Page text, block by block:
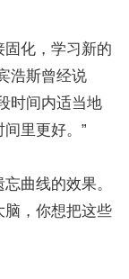
化，学习新的
浩斯曾经说
时间内适当地
里更好。”
曲线的效果。
脑，你想把这些